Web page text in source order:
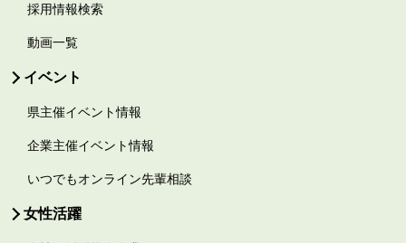
採用情報検索
動画一覧
イベント
県主催イベント情報
企業主催イベント情報
いつでもオンライン先輩相談
女性活躍